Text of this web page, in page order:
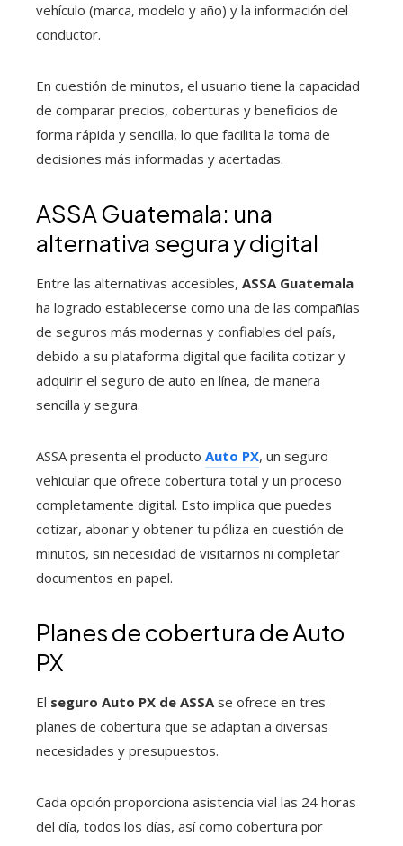
vehículo (marca, modelo y año) y la información del
conductor.
En cuestión de minutos, el usuario tiene la capacidad
de comparar precios, coberturas y beneficios de
forma rápida y sencilla, lo que facilita la toma de
decisiones más informadas y acertadas.
ASSA Guatemala: una
alternativa segura y digital
Entre las alternativas accesibles, ASSA Guatemala
ha logrado establecerse como una de las compañías
de seguros más modernas y confiables del país,
debido a su plataforma digital que facilita cotizar y
adquirir el seguro de auto en línea, de manera
sencilla y segura.
ASSA presenta el producto Auto PX, un seguro
vehicular que ofrece cobertura total y un proceso
completamente digital. Esto implica que puedes
cotizar, abonar y obtener tu póliza en cuestión de
minutos, sin necesidad de visitarnos ni completar
documentos en papel.
Planes de cobertura de Auto
PX
El seguro Auto PX de ASSAse ofrece en tres
planes de cobertura que se adaptan a diversas
necesidades y presupuestos.
Cada opción proporciona asistencia vial las 24 horas
del día, todos los días, así como cobertura por